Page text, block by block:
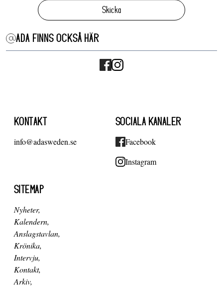
Skicka
ADA FINNS OCKSÅ HÄR
KONTAKT
info@adasweden.se
SOCIALA KANALER
Facebook
Instagram
SITEMAP
Nyheter
Kalendern
Anslagstavlan
Krönika
Intervju
Kontakt
Arkiv